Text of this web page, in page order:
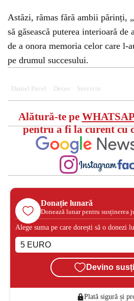
Astăzi, rămas fără ambii părinți,
să găsească puterea interioară de
de a onora memoria celor care l-
pe drumul succesului.
Daniel Pavel Deces Survivor
Alătură-te pe
pentru a fi la curent cu
Donație lunară
Donează lunar pentru susținerea
Alege suma pe care dorești să o donezi
Devino
Plată sigură și